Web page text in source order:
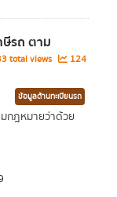
ษีรถ ตาม
total views
124
ข้อมูลด้านทะเบียนรถ
มกฎหมายว่าด้วย